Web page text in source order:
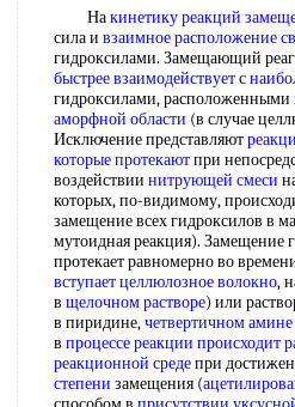
Накинетику реакций
сила и взаимное расположение
гидроксилами. Замещающий
быстрее взаимодействуетс
гидроксилами, расположенными
аморфной области (в случае
Исключение представляют
которые протекаютпри
воздействии нитрующей смеси
которых, по-видимому,
замещение всех гидроксилов в
мутоидная реакция). Замещение
протекает равномерно во
вступаетцеллюлозное волокно,
в щелочном растворе) или
в пиридине,четвертичном амине
в процессе реакции происходит
реакционной средепри
степени замещения (